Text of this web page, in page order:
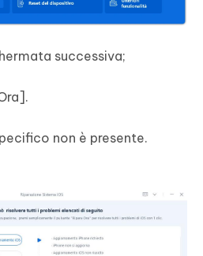
successiva;
non è presente.